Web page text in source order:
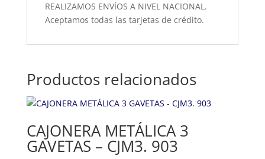
REALIZAMOS ENVÍOS A NIVEL NACIONAL.
Aceptamos todas las tarjetas de crédito.
Productos relacionados
CAJONERA METÁLICA 3
GAVETAS – CJM3. 903